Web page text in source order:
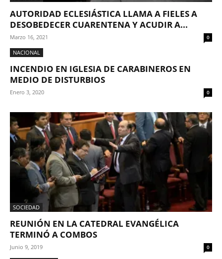
AUTORIDAD ECLESIÁSTICA LLAMA A FIELES A
DESOBEDECER CUARENTENA Y ACUDIR A...
Marzo 16, 2021 0
NACIONAL
INCENDIO EN IGLESIA DE CARABINEROS EN
MEDIO DE DISTURBIOS
Enero 3, 2020 0
SOCIEDAD
REUNIÓN EN LA CATEDRAL EVANGÉLICA
TERMINÓ A COMBOS
Junio 9, 2019 0